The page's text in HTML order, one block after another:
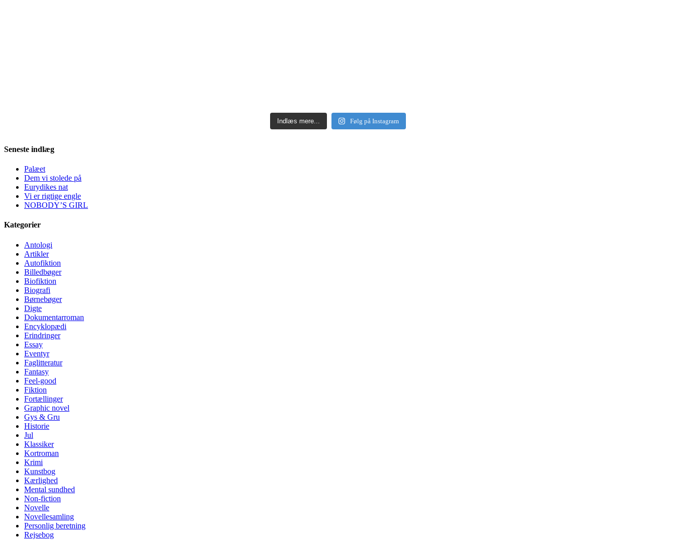
Indlæs mere... Følg på Instagram
Seneste indlæg
Palæet
Dem vi stolede på
Eurydikes nat
Vi er rigtige engle
NOBODY’S GIRL
Kategorier
Antologi
Artikler
Autofiktion
Billedbøger
Biofiktion
Biografi
Børnebøger
Digte
Dokumentarroman
Encyklopædi
Erindringer
Essay
Eventyr
Faglitteratur
Fantasy
Feel-good
Fiktion
Fortællinger
Graphic novel
Gys & Gru
Historie
Jul
Klassiker
Kortroman
Krimi
Kunstbog
Kærlighed
Mental sundhed
Non-fiction
Novelle
Novellesamling
Personlig beretning
Rejsebog